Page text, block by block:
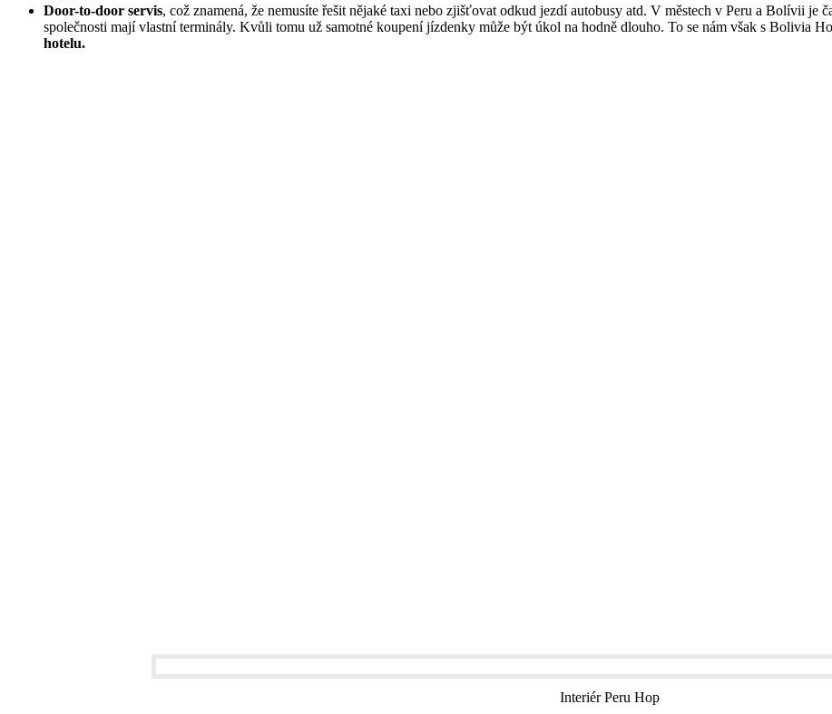
Door-to-door servis, což znamená, že nemusíte řešit nějaké taxi nebo zjišťovat odkud jezdí autobusy atd. V městech v Peru a Bolívii je
společnosti mají vlastní terminály. Kvůli tomu už samotné koupení jízdenky může být úkol na hodně dlouho. To se nám však s Bolivia
hotelu.
Interiér Peru Hop